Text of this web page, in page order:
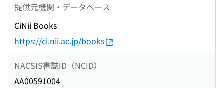
提供元機関・データベース
CiNii Books
https://ci.nii.ac.jp/books
NACSIS書誌ID（NCID）
AA00591004